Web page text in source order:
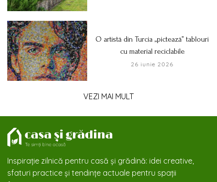
O artistă din Turcia „pictează” tablouri
cu material reciclabile
26 iunie 2026
VEZI MAI MULT
Inspirație zilnică pentru casă și grădină: idei creative,
sfaturi practice și tendințe actuale pentru spații